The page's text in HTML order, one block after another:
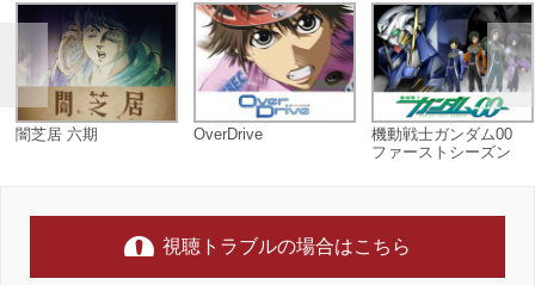
闇芝居 六期 OverDrive
機動戦士ガンダム00
ファーストシーズン
視聴トラブルの場合はこちら